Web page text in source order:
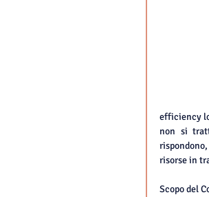
efficiency
non si
risorse in
Scopo del